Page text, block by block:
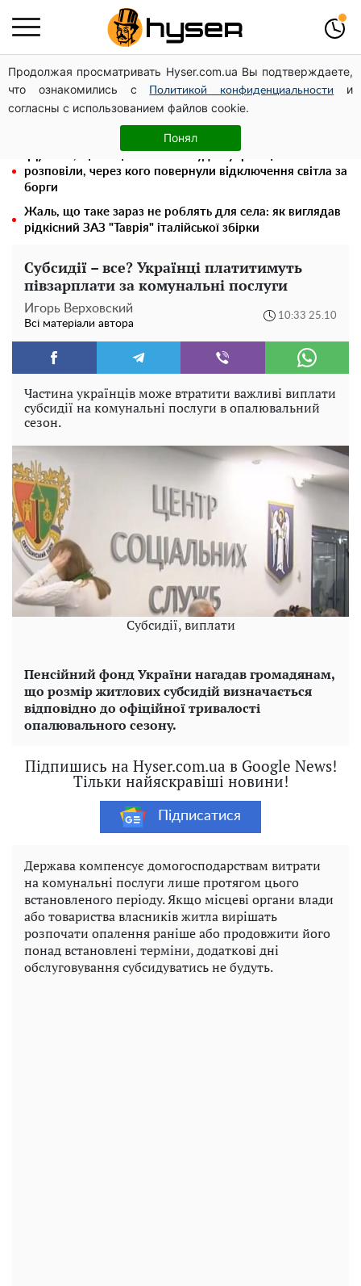
Продолжая просматривать Hyser.com.ua Вы подтверждаете,
что ознакомились с
Политикой конфиденциальности
и
согласны с использованием файлов cookie.
Понял
Місяць без світла, лютий холод та комунальні платежі
на тисячі гривень: народ "ламають" у відключення
Олена Тополя злив відео – це далеко не все: фронтмен
"Антитіла" Тарас Тополя став наступним
розповіли, через кого повернули відключення світла за
борги
Жаль, що таке зараз не роблять для села: як виглядав
рідкісний ЗАЗ "Таврія" італійської збірки
Субсидії – все? Українці платитимуть
півзарплати за комунальні послуги
Игорь Верховский
Всі матеріали автора
10:33 25.10
Частина українців може втратити важливі виплати
субсидії на комунальні послуги в опалювальний
сезон.
Субсидії, виплати
Пенсійний фонд України нагадав громадянам,
що розмір житлових субсидій визначається
відповідно до офіційної тривалості
опалювального сезону.
Підпишись на Hyser.com.ua в Google News!
Тільки найяскравіші новини!
Підписатися
Держава компенсує домогосподарствам витрати
на комунальні послуги лише протягом цього
встановленого періоду. Якщо місцеві органи влади
або товариства власників житла вирішать
розпочати опалення раніше або продовжити його
понад встановлені терміни, додаткові дні
обслуговування субсидуватись не будуть.